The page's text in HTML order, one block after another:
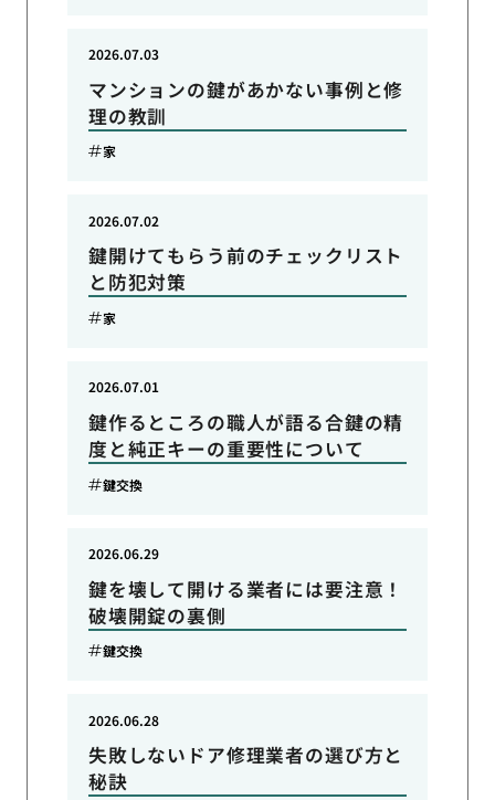
マンションの鍵があかない事例と修
理の教訓
2026.07.03
家
鍵開けてもらう前のチェックリスト
と防犯対策
2026.07.02
家
鍵作るところの職人が語る合鍵の精
度と純正キーの重要性について
2026.07.01
鍵交換
鍵を壊して開ける業者には要注意！
破壊開錠の裏側
2026.06.29
鍵交換
失敗しないドア修理業者の選び方と
秘訣
2026.06.28